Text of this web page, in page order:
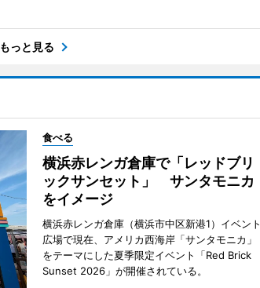
もっと見る
食べる
横浜赤レンガ倉庫で「レッドブリ
ックサンセット」 サンタモニカ
をイメージ
横浜赤レンガ倉庫（横浜市中区新港1）イベント
広場で現在、アメリカ西海岸「サンタモニカ」
をテーマにした夏季限定イベント「Red Brick
Sunset 2026」が開催されている。